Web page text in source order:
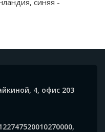
синяя -
4, офис 203